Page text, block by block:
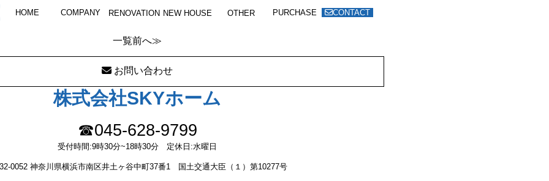
HOME COMPANY RENOVATION NEW HOUSE OTHER PURCHASE CONTACT
CIMG3588
一覧前へ≫
お問い合わせ
株式会社SKYホーム
☎045-628-9799
受付時間:9時30分~18時30分 定休日:水曜日
0052 神奈川県横浜市南区井土ヶ谷中町37番1 国土交通大臣（１）第10277号